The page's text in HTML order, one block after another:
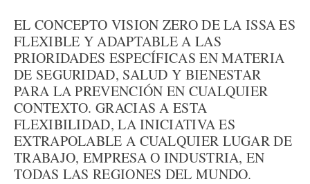
EL CONCEPTO VISION ZERO DE LA ISSA ES
FLEXIBLE Y ADAPTABLE A LAS
PRIORIDADES ESPECÍFICAS EN MATERIA
DE SEGURIDAD, SALUD Y BIENESTAR
PARA LA PREVENCIÓN EN CUALQUIER
CONTEXTO. GRACIAS A ESTA
FLEXIBILIDAD, LA INICIATIVA ES
EXTRAPOLABLE A CUALQUIER LUGAR DE
TRABAJO, EMPRESA O INDUSTRIA, EN
TODAS LAS REGIONES DEL MUNDO.